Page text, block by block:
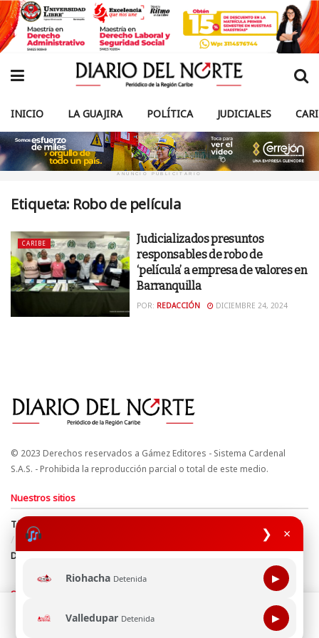
❯ ×
Riohacha Detenida ▶
Valledupar Detenida ▶
INICIO LA GUAJIRA POLÍTICA JUDICIALES
ANUNCIO PUBLICITARIO
Etiqueta: Robo de película
CARIBE
Judicializados presuntos
responsables de robo de
‘película’ a empresa de valores en
Barranquilla
POR: REDACCIÓN DICIEMBRE 24, 2024
© 2023 Derechos reservados a Gámez Editores - Sistema Cardenal
S.A.S. - Prohibida la reproducción parcial o total de este medio.
Nuestros sitios
Términos y Condiciones
Derechos de Autor y Propiedad Intelectual
Política de uso de cookies
Política de Tratamiento de Datos
Directrices Editoriales
Síguenos
Esta página web usa cookie para mejorar tu experiencia de
navegación, al continuar aceptas nuestra política de uso de